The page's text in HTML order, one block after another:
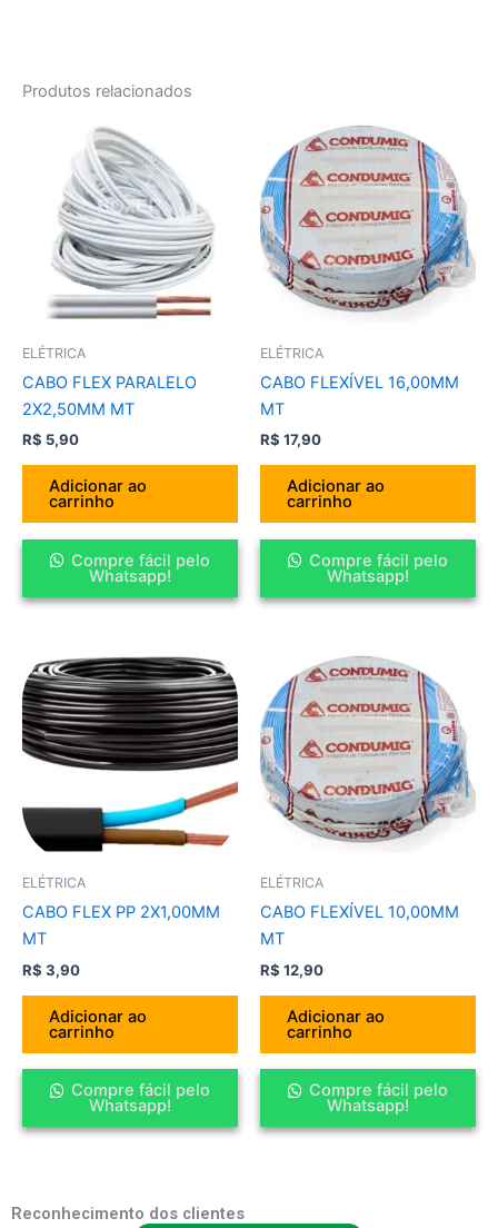
Produtos relacionados
ELÉTRICA
CABO FLEX PARALELO
2X2,50MM MT
R$ 5,90
Adicionar ao
carrinho
Compre fácil pelo
Whatsapp!
ELÉTRICA
CABO FLEXÍVEL 16,00MM
MT
R$ 17,90
Adicionar ao
carrinho
Compre fácil pelo
Whatsapp!
ELÉTRICA
CABO FLEX PP 2X1,00MM
MT
R$ 3,90
Adicionar ao
carrinho
Compre fácil pelo
Whatsapp!
ELÉTRICA
CABO FLEXÍVEL 10,00MM
MT
R$ 12,90
Adicionar ao
carrinho
Compre fácil pelo
Whatsapp!
Reconhecimento dos clientes